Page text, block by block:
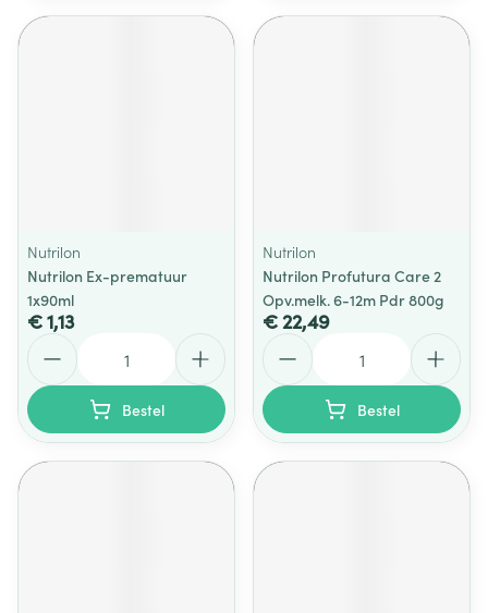
Nutrilon
Nutrilon Ex-prematuur
1x90ml
€ 1,13
Bestel
Nutrilon
Nutrilon Profutura Care 2
Opv.melk. 6-12m Pdr 800g
€ 22,49
Bestel